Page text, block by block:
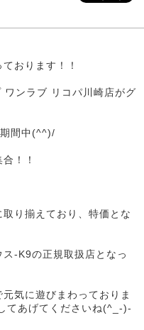
おります！！
ワンラブ リコパ川崎店がグ
間中(^^)/
！！
り揃えており、特価とな
-K9の正規取扱店となっ
気に遊びまわっておりま
てあげてくださいね(^_-)-